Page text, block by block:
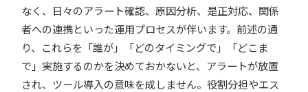
なく、日々のアラート確認、原因分析、是正対応、関係
者への連携といった運用プロセスが伴います。前述の通
り、これらを「誰が」「どのタイミングで」「どこま
で」実施するのかを決めておかないと、アラートが放置
され、ツール導入の意味を成しません。役割分担やエス